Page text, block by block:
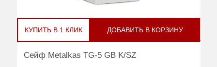
КУПИТЬ В 1 КЛИК ДОБАВИТЬ В КОРЗИНУ
Сейф Metalkas TG-5 GB K/SZ